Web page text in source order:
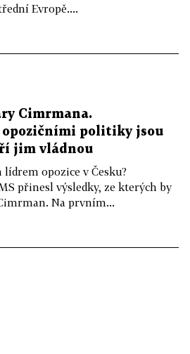
Evropě....
Cimrmana.
opozičními politiky jsou
jim vládnou
opozice v Česku?
přinesl výsledky, ze kterých by
Na prvním...